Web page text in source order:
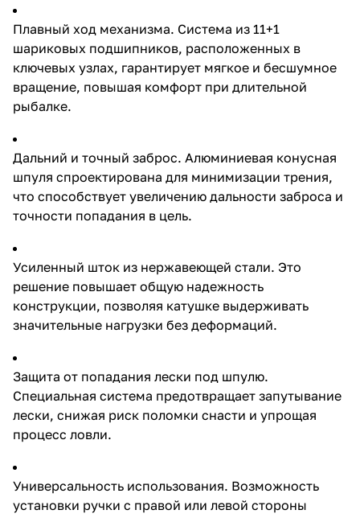
надежность конструкции,
позволяя катушке выдерживать
значительные нагрузки без
деформаций. Защита от
попадания лески под шпулю.
предотвращает запутывание
лески, снижая риск поломки
ловли. Универсальность
использования. Возможность
установки ручки с правой или
левой стороны делает катушку
удобной для рыболовов с
любыми предпочтениями.
Технические характеристики:
Передаточное отношение: 4,8:1
Лесоемкость шпули: 0,35
мм/310 м; 0,40 мм/240 м; 0,50
мм/150 м Вес: 616 г Компания
Eastshark известна как
производитель качественных
продукцию оптом для
магазинов и
специализированных точек
продаж. Сотрудничая с нами, вы
получаете надежное
среди профессиональных
Плавный ход механизма. Система из 11+1
шариковых подшипников, расположенных в
ключевых узлах, гарантирует мягкое и бесшумное
вращение, повышая комфорт при длительной
рыбалке.
Дальний и точный заброс. Алюминиевая конусная
шпуля спроектирована для минимизации трения,
что способствует увеличению дальности заброса и
точности попадания в цель.
Усиленный шток из нержавеющей стали. Это
решение повышает общую надежность
конструкции, позволяя катушке выдерживать
значительные нагрузки без деформаций.
Защита от попадания лески под шпулю.
Специальная система предотвращает запутывание
лески, снижая риск поломки снасти и упрощая
процесс ловли.
Универсальность использования. Возможность
установки ручки с правой или левой стороны